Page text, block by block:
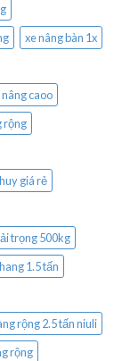
xe nâng bàn 1x
nâng caoo
rộng
giá rẻ
trọng 500kg
1.5 tấn
rộng 2.5 tấn niuli
rộng